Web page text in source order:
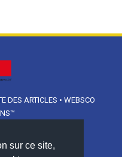
sur ce site,
DES ARTICLES • WEBSCO